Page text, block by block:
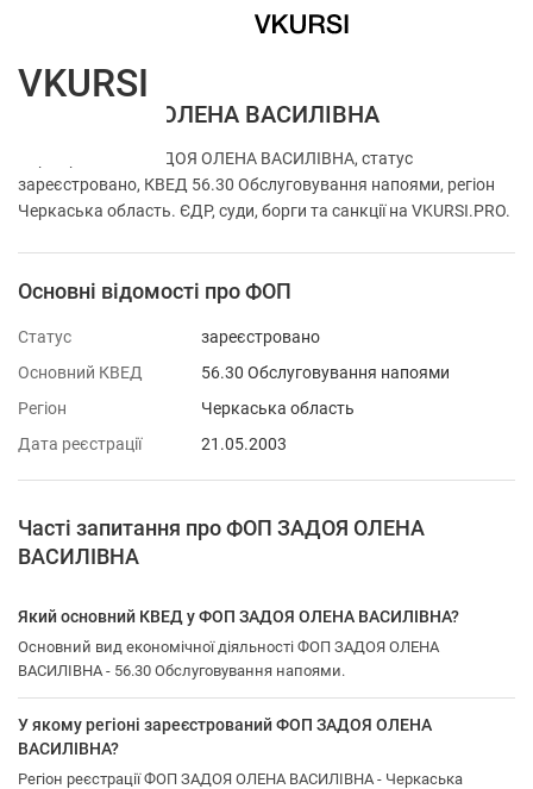
ФОП ЗАДОЯ ОЛЕНА ВАСИЛІВНА
Перевірка ФОП ЗАДОЯ ОЛЕНА ВАСИЛІВНА, статус
зареєстровано, КВЕД 56.30 Обслуговування напоями, регіон
Черкаська область. ЄДР, суди, борги та санкції на VKURSI.PRO.
Основні відомості про ФОП
Статус
зареєстровано
Основний КВЕД
56.30 Обслуговування напоями
Регіон
Черкаська область
Дата реєстрації
21.05.2003
Часті запитання про ФОП ЗАДОЯ ОЛЕНА
ВАСИЛІВНА
Який основний КВЕД у ФОП ЗАДОЯ ОЛЕНА ВАСИЛІВНА?
Основний вид економічної діяльності ФОП ЗАДОЯ ОЛЕНА
ВАСИЛІВНА - 56.30 Обслуговування напоями.
У якому регіоні зареєстрований ФОП ЗАДОЯ ОЛЕНА
ВАСИЛІВНА?
Регіон реєстрації ФОП ЗАДОЯ ОЛЕНА ВАСИЛІВНА - Черкаська
VKURSI